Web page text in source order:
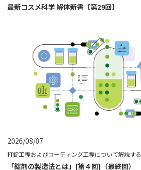
最新コスメ科学 解体新書【第29回】
2026/08/07
打錠工程およびコーティング工程について解説する
「錠剤の製造法とは」[第４回]（最終回）